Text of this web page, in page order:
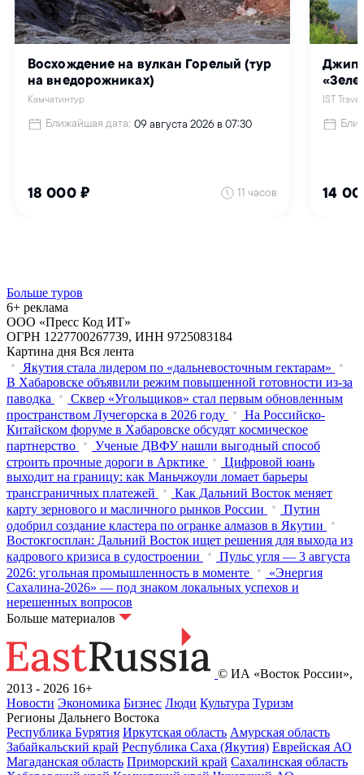
Больше туров
6+ реклама
ООО «Пресс Код ИТ»
ОГРН 1227700267739, ИНН 9725083184
Картина дня Вся лента
Якутия стала лидером по «дальневосточным гектарам»
В Хабаровске объявили режим повышенной готовности из‑за
паводка
Сквер «Угольщиков» стал первым обновленным
пространством Лучегорска в 2026 году
На Российско-
Китайском форуме в Хабаровске обсудят космическое
партнерство
Ученые ДВФУ нашли выгодный способ
строить прочные дороги в Арктике
Цифровой юань
выходит на границу: как Маньчжоули ломает барьеры
трансграничных платежей
Как Дальний Восток меняет
карту зернового и масличного рынков России
Путин
одобрил создание кластера по огранке алмазов в Якутии
Востокгосплан: Дальний Восток ищет решения для выхода из
кадрового кризиса в судостроении
Пульс угля — 3 августа
2026: угольная промышленность в моменте
«Энергия
Сахалина-2026» — под знаком локальных успехов и
нерешенных вопросов
Больше материалов
© ИА «Восток России»,
2013 - 2026 16+
Новости Экономика Бизнес Люди Культура Туризм
Регионы Дальнего Востока
Республика Бурятия Иркутская область Амурская область
Забайкальский край Республика Саха (Якутия) Еврейская АО
Магаданская область Приморский край Сахалинская область